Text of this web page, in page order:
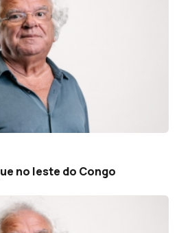
no leste do Congo